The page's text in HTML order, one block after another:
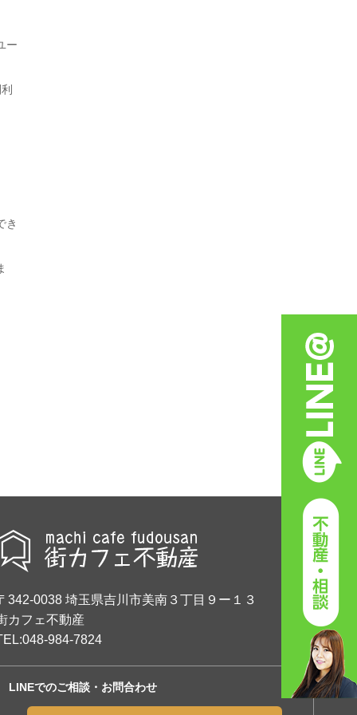
ー
き
342-0038埼玉県吉川市美南３丁目９ー１３
カフェ不動産
984-7824
LINEでのご相談・お問合わせ